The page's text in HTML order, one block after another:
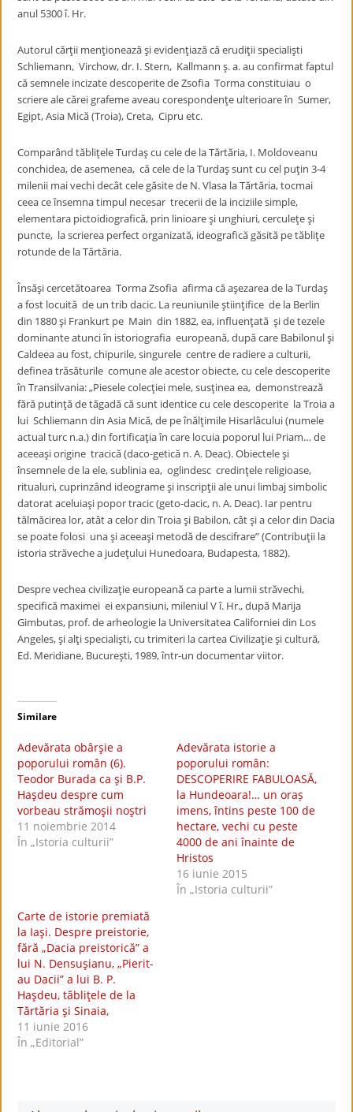
anul 5300 î. Hr.
Autorul cărţii menţionează şi evidenţiază că erudiţii specialişti
Schliemann, Virchow, dr. I. Stern, Kallmann ş. a. au confirmat faptul
că semnele incizate descoperite de Zsofia Torma constituiau o
scriere ale cărei grafeme aveau corespondenţe ulterioare în Sumer,
Egipt, Asia Mică (Troia), Creta, Cipru etc.
Comparând tăbliţele Turdaş cu cele de la Tărtăria, I. Moldoveanu
conchidea, de asemenea, că cele de la Turdaş sunt cu cel puţin 3-4
milenii mai vechi decât cele găsite de N. Vlasa la Tărtăria, tocmai
ceea ce însemna timpul necesar trecerii de la inciziile simple,
elementara pictoidiografică, prin linioare şi unghiuri, cerculeţe şi
puncte, la scrierea perfect organizată, ideografică găsită pe tăbliţe
rotunde de la Tărtăria.
Însăşi cercetătoarea Torma Zsofia afirma că aşezarea de la Turdaş
a fost locuită de un trib dacic. La reuniunile ştiinţifice de la Berlin
din 1880 şi Frankurt pe Main din 1882, ea, influenţată şi de tezele
dominante atunci în istoriografia europeană, după care Babilonul şi
Caldeea au fost, chipurile, singurele centre de radiere a culturii,
definea trăsăturile comune ale acestor obiecte, cu cele descoperite
în Transilvania: „Piesele colecţiei mele, susţinea ea, demonstrează
fără putinţă de tăgadă că sunt identice cu cele descoperite la Troia a
lui Schliemann din Asia Mică, de pe înălţimile Hisarlâcului (numele
actual turc n.a.) din fortificaţia în care locuia poporul lui Priam… de
aceeaşi origine tracică (daco-getică n. A. Deac). Obiectele şi
însemnele de la ele, sublinia ea, oglindesc credinţele religioase,
ritualuri, cuprinzând ideograme şi inscripţii ale unui limbaj simbolic
datorat aceluiaşi popor tracic (geto-dacic, n. A. Deac). Iar pentru
tălmăcirea lor, atât a celor din Troia şi Babilon, cât şi a celor din Dacia
se poate folosi una şi aceeaşi metodă de descifrare” (Contribuţii la
istoria străveche a judeţului Hunedoara, Budapesta, 1882).
Despre vechea civilizaţie europeană ca parte a lumii străvechi,
specifică maximei ei expansiuni, mileniul V î. Hr., după Marija
Gimbutas, prof. de arheologie la Universitatea Californiei din Los
Angeles, şi alţi specialişti, cu trimiteri la cartea Civilizaţie şi cultură,
Ed. Meridiane, Bucureşti, 1989, într-un documentar viitor.
Similare
Adevărata obârşie a
poporului român (6).
Teodor Burada ca şi B.P.
Haşdeu despre cum
vorbeau strămoşii noştri
11 noiembrie 2014
În „Istoria culturii”
Adevărata istorie a
poporului român:
DESCOPERIRE FABULOASĂ,
la Hundeoara!… un oraș
imens, întins peste 100 de
hectare, vechi cu peste
4000 de ani înainte de
Hristos
16 iunie 2015
În „Istoria culturii”
Carte de istorie premiată
la Iaşi. Despre preistorie,
fără „Dacia preistorică” a
lui N. Densuşianu, „Pierit-
au Dacii” a lui B. P.
Haşdeu, tăbliţele de la
Tărtăria şi Sinaia,
11 iunie 2016
În „Editorial”